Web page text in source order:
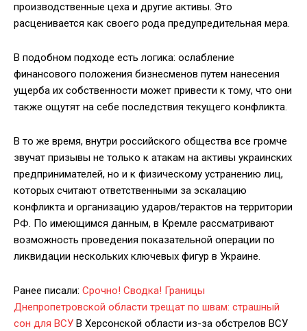
производственные цеха и другие активы. Это
расценивается как своего рода предупредительная мера.
В подобном подходе есть логика: ослабление
финансового положения бизнесменов путем нанесения
ущерба их собственности может привести к тому, что они
также ощутят на себе последствия текущего конфликта.
В то же время, внутри российского общества все громче
звучат призывы не только к атакам на активы украинских
предпринимателей, но и к физическому устранению лиц,
которых считают ответственными за эскалацию
конфликта и организацию ударов/терактов на территории
РФ. По имеющимся данным, в Кремле рассматривают
возможность проведения показательной операции по
ликвидации нескольких ключевых фигур в Украине.
Ранее писали: Срочно! Сводка! Границы
Днепропетровской области трещат по швам: страшный
сон для ВСУ В Херсонской области из-за обстрелов ВСУ